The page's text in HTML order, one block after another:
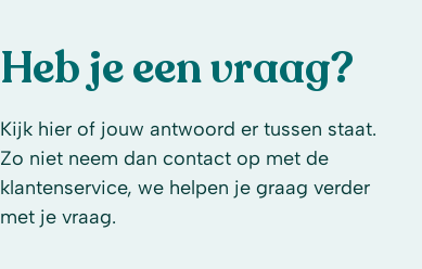
Heb je een vraag?
Kijk hier of jouw antwoord er tussen staat.
Zo niet neem dan contact op met de
klantenservice, we helpen je graag verder
met je vraag.